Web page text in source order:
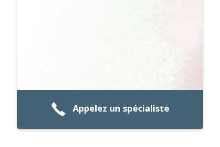
Appelez un spécialiste